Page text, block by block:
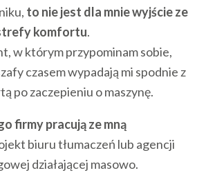
to nie jest dla mnie wyjście ze
komfortu.
w którym przypominam sobie,
czasem wypadają mi spodnie z
po zaczepieniu o maszynę.
firmy pracują ze mną
biuru tłumaczeń lub agencji
działającej masowo.